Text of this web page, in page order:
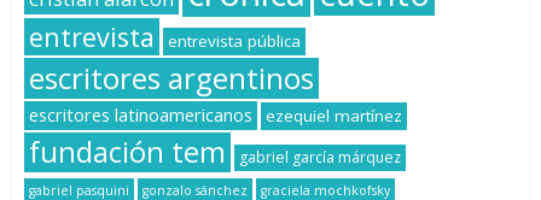
entrevista entrevista pública
escritores argentinos
escritores latinoamericanos ezequiel martínez
fundación tem gabriel garcía márquez
gabriel pasquini gonzalo sánchez graciela mochkofsky